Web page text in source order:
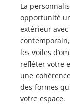
La
opportunité
extérieur
les voiles
refléter votre
une
des formes
votre espace.